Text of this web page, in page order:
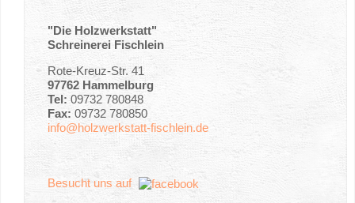
"Die Holzwerkstatt"
Schreinerei Fischlein
Rote-Kreuz-Str. 41
97762 Hammelburg
Tel: 09732 780848
Fax: 09732 780850
info@holzwerkstatt-fischlein.de
Besucht uns auf